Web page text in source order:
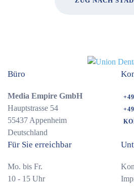
Büro
Media Empire GmbH
Hauptstrasse 54
55437 Appenheim
Deutschland
Für Sie erreichbar
Mo. bis Fr.
10 - 15 Uhr